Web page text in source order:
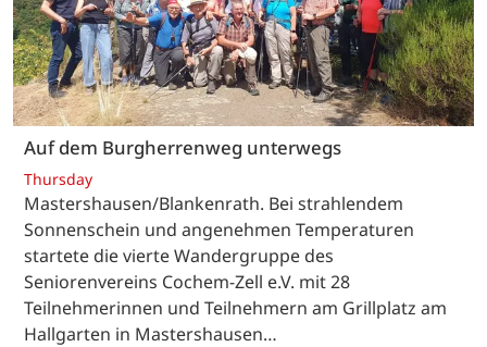
Auf dem Burgherrenweg unterwegs
Thursday
Mastershausen/Blankenrath. Bei strahlendem
Sonnenschein und angenehmen Temperaturen
startete die vierte Wandergruppe des
Seniorenvereins Cochem-Zell e.V. mit 28
Teilnehmerinnen und Teilnehmern am Grillplatz am
Hallgarten in Mastershausen…